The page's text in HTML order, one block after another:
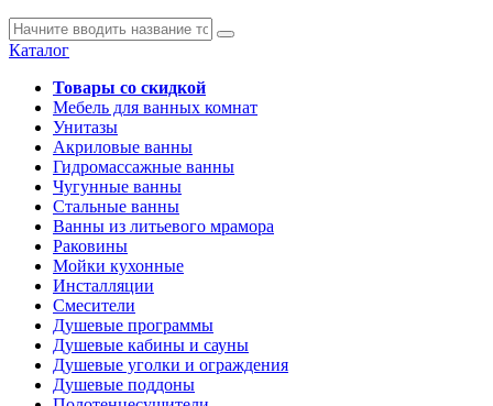
Каталог
Товары со скидкой
Мебель для ванных комнат
Унитазы
Акриловые ванны
Гидромассажные ванны
Чугунные ванны
Стальные ванны
Ванны из литьевого мрамора
Раковины
Мойки кухонные
Инсталляции
Смесители
Душевые программы
Душевые кабины и сауны
Душевые уголки и ограждения
Душевые поддоны